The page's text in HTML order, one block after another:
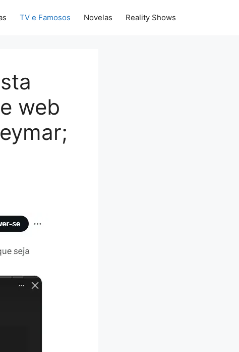
TV e Famosos Novelas Reality Shows
web